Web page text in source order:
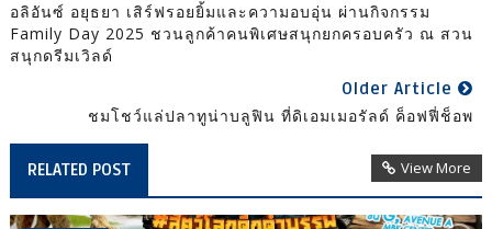
อลิอันซ์ อยุธยา เสิร์ฟรอยยิ้มและความอบอุ่น ผ่านกิจกรรม
Family Day 2025 ชวนลูกค้าคนพิเศษสนุกยกครอบครัว ณ สวน
สนุกดรีมเวิลด์
Older Article
ชมโชว์แล่ปลาทูน่าบลูฟิน ที่ดิเอมเมอรัลด์ ค็อฟฟี่ช็อพ
RELATED POST View More